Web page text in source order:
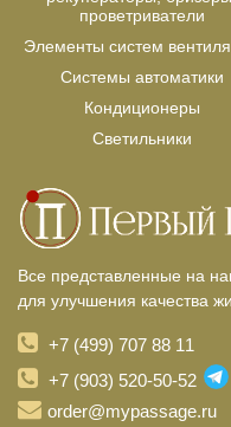
проветриватели
Элементы систем
Системы автоматики
Кондиционеры
Светильники
Все представленные на
для улучшения качества
+7 (499) 707 88 11
+7 (903) 520-50-52
order@mypassage.ru